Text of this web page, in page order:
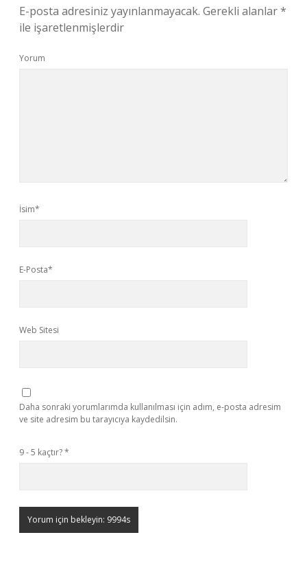
E-posta adresiniz yayınlanmayacak. Gerekli alanlar*
ile işaretlenmişlerdir
Yorum
İsim*
E-Posta*
Web Sitesi
Daha sonraki yorumlarımda kullanılması için adım, e-posta adresim
ve site adresim bu tarayıcıya kaydedilsin.
9 - 5 kaçtır?*